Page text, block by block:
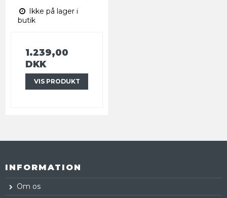
Ikke på lager i
butik
1.239,00
DKK
VIS PRODUKT
INFORMATION
Om os